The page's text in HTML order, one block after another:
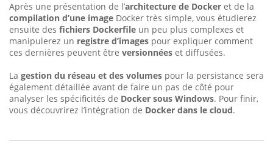
Après une présentation de l’architecture de Docker et de la
compilation d’une image Docker très simple, vous étudierez
ensuite des fichiers Dockerfile un peu plus complexes et
manipulerez un registre d’images pour expliquer comment
ces dernières peuvent être versionnées et diffusées.
La gestion du réseau et des volumes pour la persistance sera
également détaillée avant de faire un pas de côté pour
analyser les spécificités de Docker sous Windows. Pour finir,
vous découvrirez l’intégration de Docker dans le cloud.